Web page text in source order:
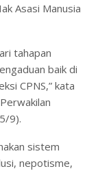
Asasi Manusia
tahapan
baik di
CPNS,” kata
9).
sistem
nepotisme,